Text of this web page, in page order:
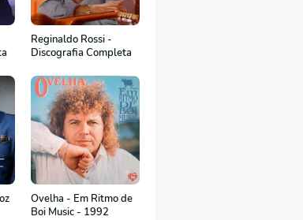
Reginaldo Rossi -
Discografia Completa
Ovelha - Em Ritmo de
Boi Music - 1992